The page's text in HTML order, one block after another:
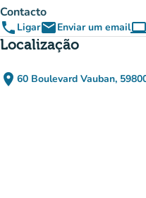
Contacto
phone LigaremailEnviar um email
Localização
place 60 Boulevard Vauban,(abrir no
(novo